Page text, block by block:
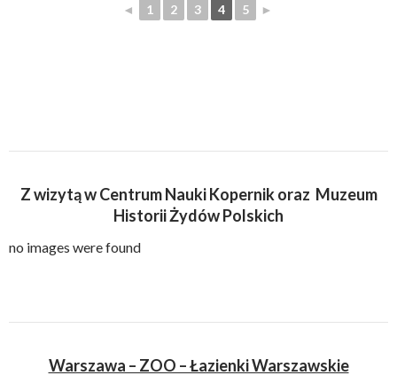
◄ 1 2 3 4 5 ►
Z wizytą w Centrum Nauki Kopernik oraz Muzeum
Historii Żydów Polskich
no images were found
Warszawa – ZOO – Łazienki Warszawskie